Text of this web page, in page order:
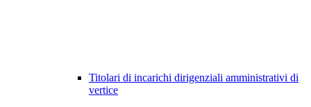
Titolari di incarichi dirigenziali amministrativi di
vertice